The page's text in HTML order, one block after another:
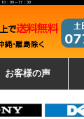
：00～17：30
お客様の声